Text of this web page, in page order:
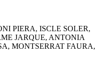
PIERA, ISCLE SOLER,
JARQUE, ANTONIA
MONTSERRAT FAURA,